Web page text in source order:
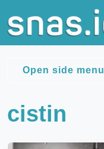
cistin
Open side menu